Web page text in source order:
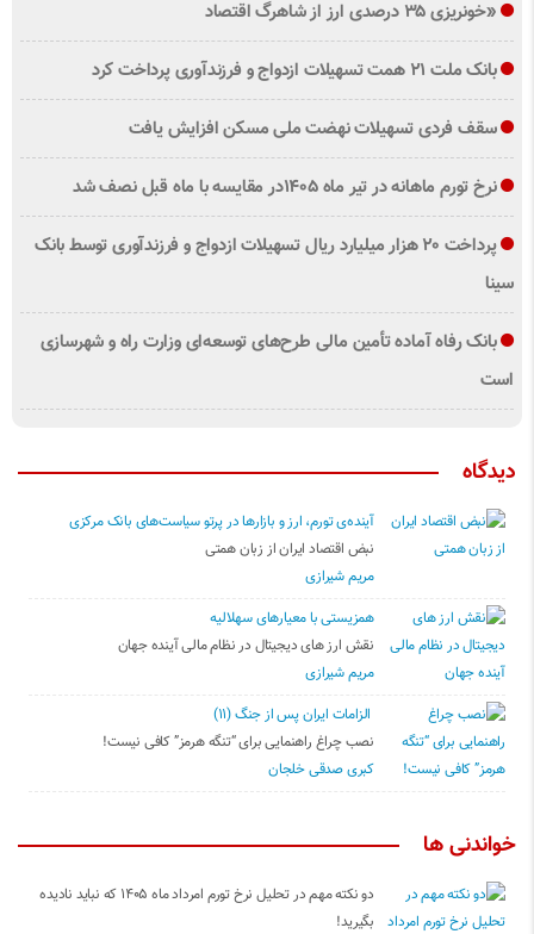
«خونریزی ۳۵ درصدی ارز از شاهرگ اقتصاد
بانک ملت ۲۱ همت تسهیلات ازدواج و فرزندآوری پرداخت کرد
سقف فردی تسهیلات نهضت ملی مسکن افزایش یافت
نرخ تورم ماهانه در تیر ماه ۱۴۰۵در مقایسه با ماه قبل نصف شد
پرداخت ۲۰ هزار میلیارد ریال تسهیلات ازدواج و فرزند‌آوری توسط بانک
سینا
بانک رفاه آماده تأمین مالی طرح‌های توسعه‌ای وزارت راه و شهرسازی
است
دیدگاه
آینده‌ی تورم، ارز و بازارها در پرتو سیاست‌های بانک مرکزی
نبض اقتصاد ایران از زبان همتی
مریم شیرازی
همزیستی با معیارهای سهلالیه
نقش ارز های دیجیتال در نظام مالی آینده جهان
مریم شیرازی
الزامات ایران پس از جنگ (۱۱)
نصب چراغ راهنمایی برای “تنگه هرمز” کافی نیست!
کبری صدقی خلجان
خواندنی ها
دو نکته مهم در تحلیل نرخ تورم امرداد ماه ۱۴۰۵ که نباید نادیده
بگیرید!